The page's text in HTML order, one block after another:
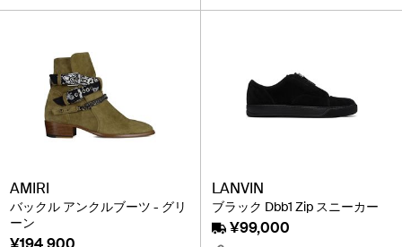
AMIRI
バックル アンクルブーツ - グリ
ーン
LANVIN
ブラック Dbb1 Zip スニーカー
¥99,000